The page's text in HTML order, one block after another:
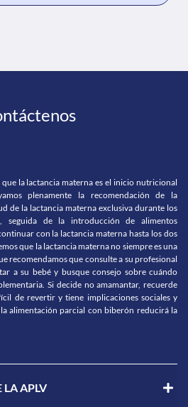
la lactancia materna es el inicio nutricional
plenamente la recomendación de la
de la lactancia materna exclusiva durante los
seguida de la introducción de alimentos
con la lactancia materna hasta los dos
que la lactancia materna no siempre es una
recomendamos que consulte a su profesional
a su bebé y busque consejo sobre cuándo
Si decide no amamantar, recuerde
de revertir y tiene implicaciones sociales y
alimentación parcial con biberón reducirá la
APLV